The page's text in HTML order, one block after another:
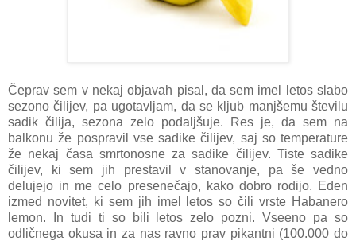
Čeprav sem v nekaj objavah pisal, da sem imel letos slabo
sezono čilijev, pa ugotavljam, da se kljub manjšemu številu
sadik čilija, sezona zelo podaljšuje. Res je, da sem na
balkonu že pospravil vse sadike čilijev, saj so temperature
že nekaj časa smrtonosne za sadike čilijev. Tiste sadike
čilijev, ki sem jih prestavil v stanovanje, pa še vedno
delujejo in me celo presenečajo, kako dobro rodijo. Eden
izmed novitet, ki sem jih imel letos so čili vrste Habanero
lemon. In tudi ti so bili letos zelo pozni. Vseeno pa so
odličnega okusa in za nas ravno prav pikantni (100.000 do